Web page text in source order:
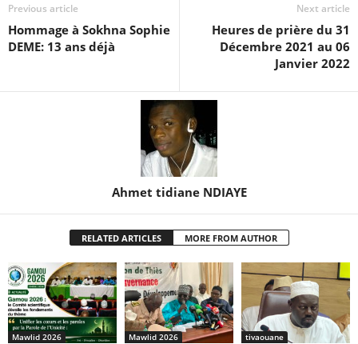
Previous article
Hommage à Sokhna Sophie
DEME: 13 ans déjà
Next article
Heures de prière du 31
Décembre 2021 au 06
Janvier 2022
Ahmet tidiane NDIAYE
RELATED ARTICLES MORE FROM AUTHOR
Mawlid 2026 Mawlid 2026 tivaouane